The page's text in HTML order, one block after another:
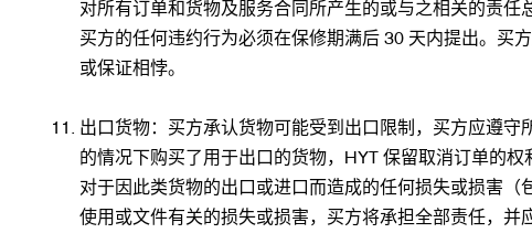
对所有订单和货物及服务合同所产生的或与之相关的责任
买方的任何违约行为必须在保修期满后 30 天内提出。买
或保证相悖。
出口货物：买方承认货物可能受到出口限制，买方应遵
的情况下购买了用于出口的货物，HYT 保留取消订单的
对于因此类货物的出口或进口而造成的任何损失或损害（
使用或文件有关的损失或损害，买方将承担全部责任，